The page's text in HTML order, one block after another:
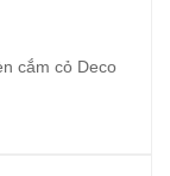
cắm cỏ Deco